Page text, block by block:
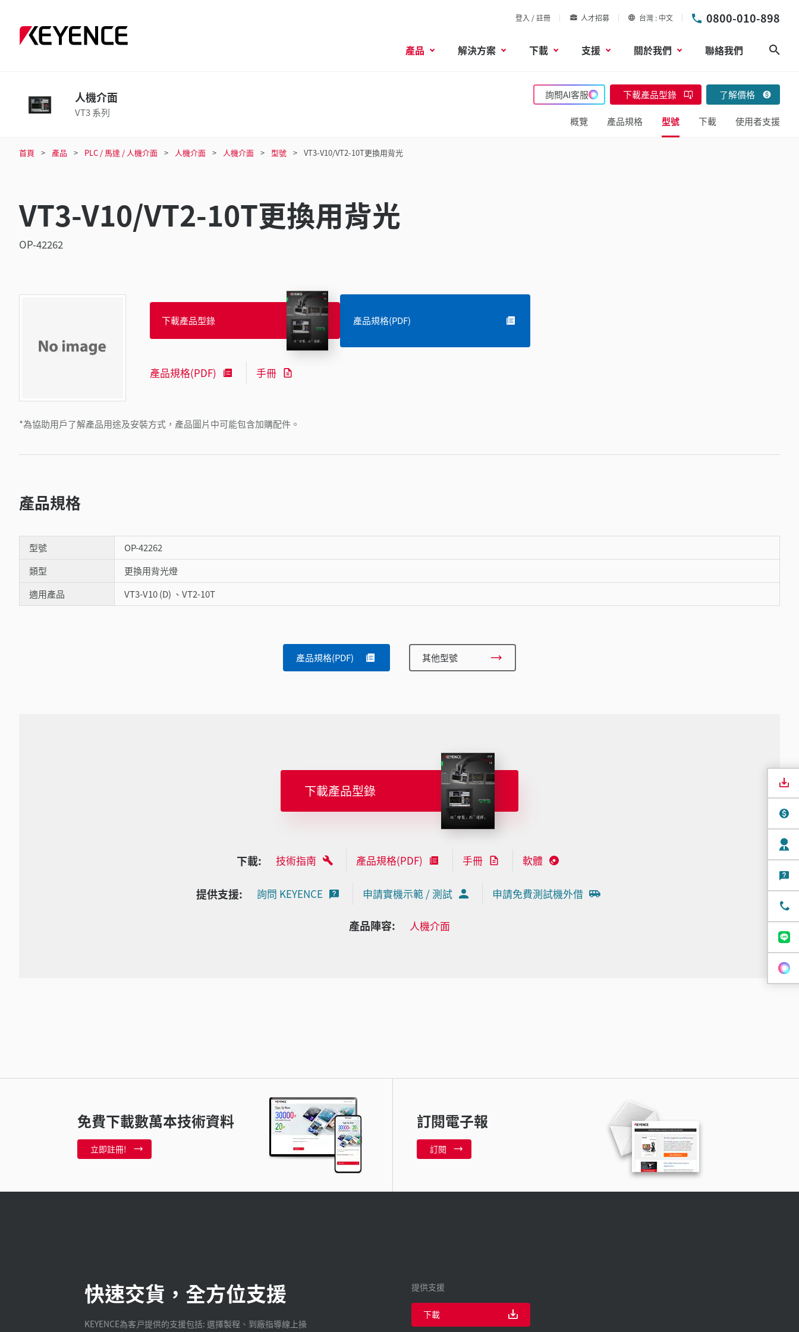
登入 / 註冊 人才招募 台灣 中文 0800-010-898
產品 解決方案 下載 支援 關於我們 聯絡我們
人機介面
VT3 系列
詢問AI客服 下載產品型錄 了解價格
概覽 產品規格 型號 下載 使用者支援
首頁 產品 PLC / 馬達 / 人機介面 人機介面 人機介面 型號 VT3-V10/VT2-10T更換用背光
VT3-V10/VT2-10T更換用背光
OP-42262
*為協助用戶了解產品用途及安裝方式，產品圖片中可能包含加購配件。
下載產品型錄 產品規格(PDF)
產品規格(PDF) 手冊
產品規格
型號
OP-42262
類型
更換用背光燈
適用產品
VT3-V10 (D) 、VT2-10T
產品規格(PDF) 其他型號
下載產品型錄
下載: 技術指南 產品規格(PDF) 手冊 軟體
提供支援: 詢問 KEYENCE 申請實機示範 / 測試 申請免費測試機外借
產品陣容: 人機介面
免費下載數萬本技術資料
立即註冊!
訂閱電子報
訂閱
快速交貨，全方位支援
KEYENCE為客戸提供的支援包括: 選擇製程、到廠指導線上操
提供支援
下載